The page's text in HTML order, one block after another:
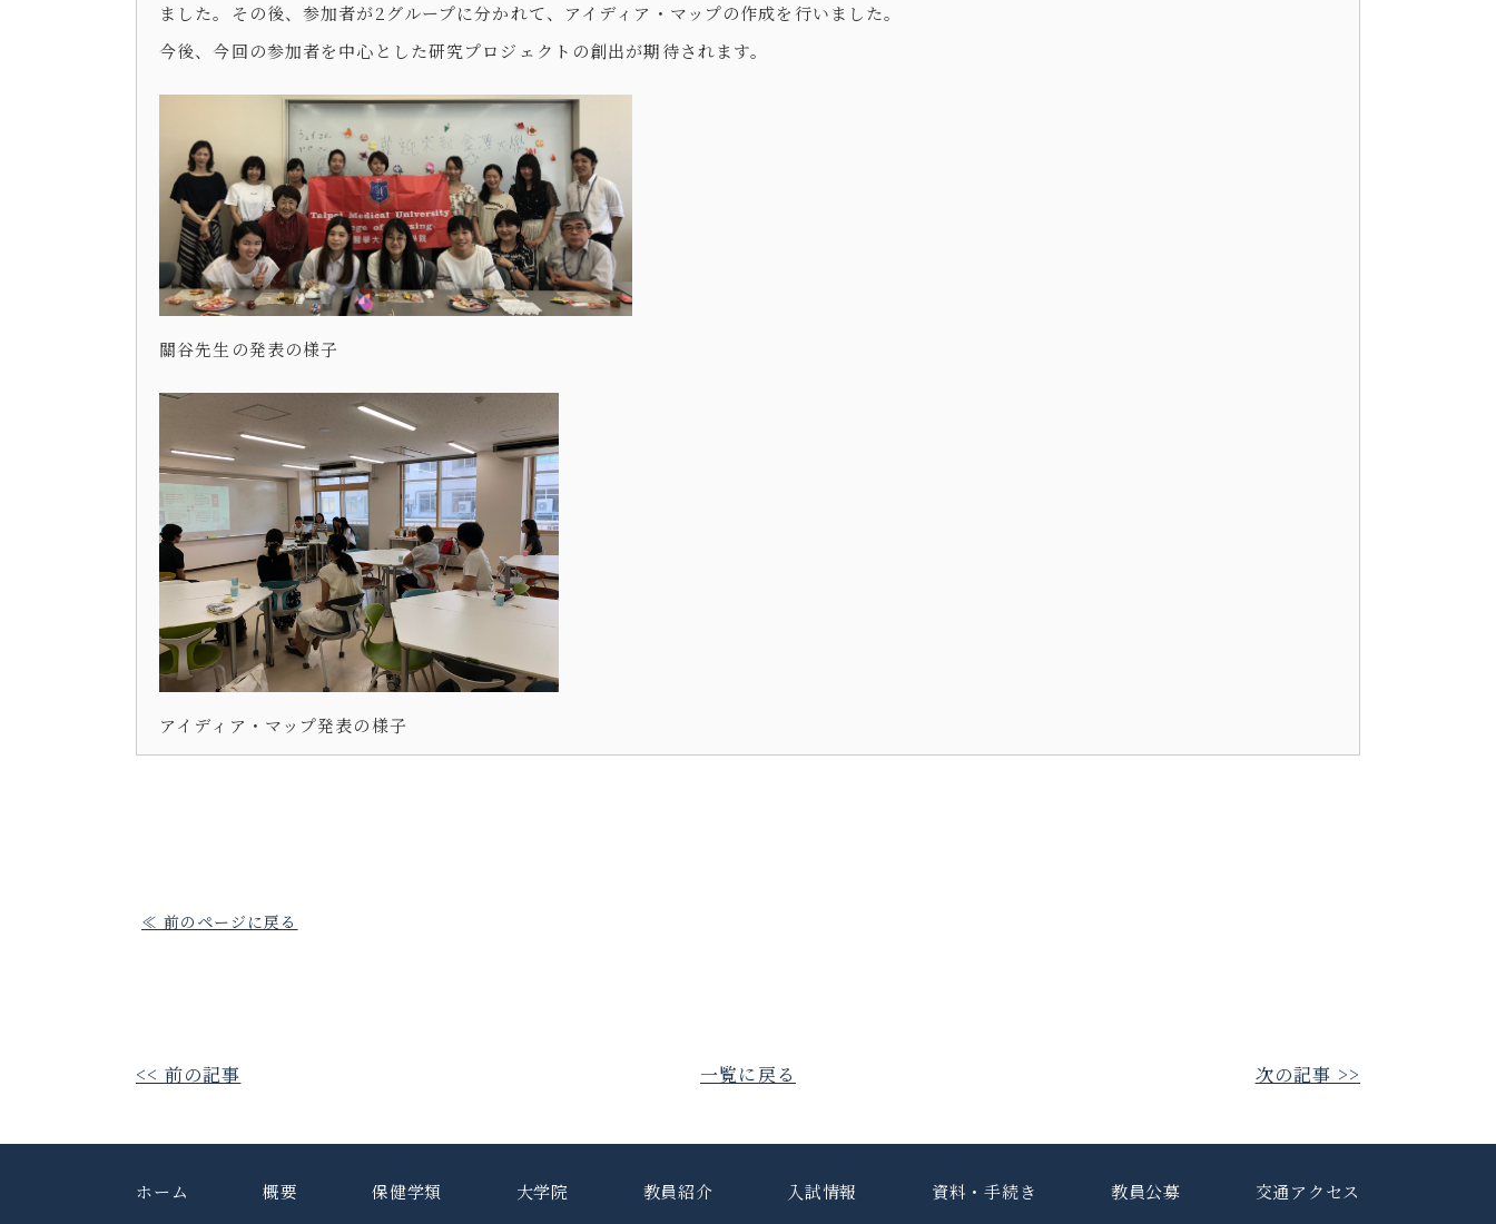
ました。その後、参加者が2グループに分かれて、アイディア・マップの作成を行いました。
今後、今回の参加者を中心とした研究プロジェクトの創出が期待されます。
關谷先生の発表の様子
アイディア・マップ発表の様子
≪ 前のページに戻る
<< 前の記事 一覧に戻る 次の記事 >>
ホーム 概要 保健学類 大学院 教員紹介 入試情報 資料・手続き 教員公募 交通アクセス